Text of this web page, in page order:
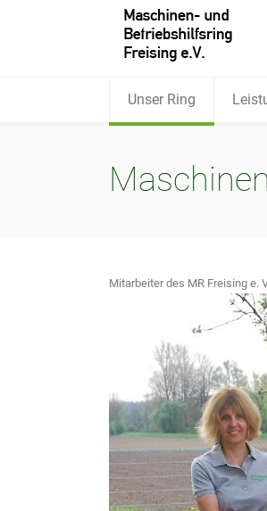
Unser Ring
Mitarbeiter des MR Freising e.